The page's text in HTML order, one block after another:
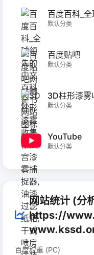
百度百科_
默认分类
百度贴吧
默认分类
3D柱形漆雾
默认分类
YouTube
默认分类
网站统计 (分
https://
百度权重 (PC)